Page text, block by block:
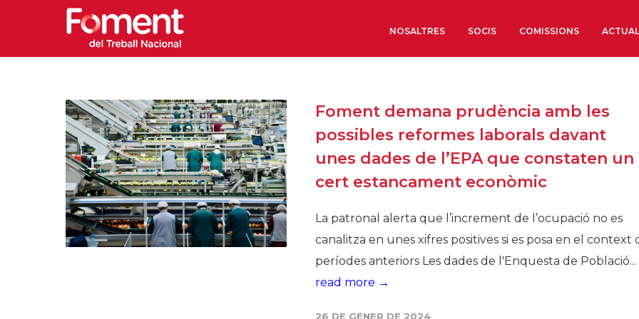
NOSALTRES
Òrgans de Govern
Òrgans Consultius
Estructura Executiva
Institut d’Estudis
Econòmics i Socials
Organitzacions
Organitzacions
SOCIS COMISSIONS
Foment demana prudència amb les
possibles reformes laborals davant
unes dades de l’EPA que constaten un
cert estancament econòmic
La patronal alerta que l’increment de l’ocupació no es
canalitza en unes xifres positives si es posa en el context
períodes anteriors Les dades de l'Enquesta de Població...
read more →
26 DE GENER DE 2024